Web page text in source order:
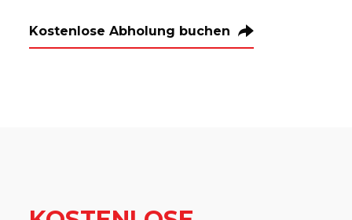
Kostenlose Abholung buchen